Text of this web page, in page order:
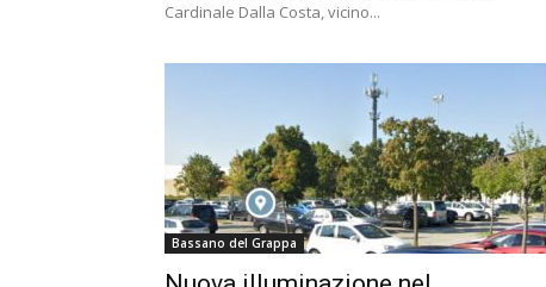
Cardinale Dalla Costa, vicino...
Bassano del Grappa